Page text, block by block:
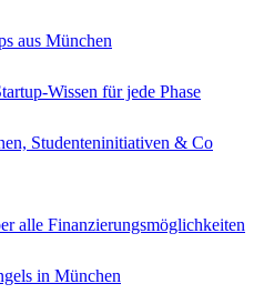
aus München
Wissen für jede Phase
Studenteninitiativen & Co
alle Finanzierungsmöglichkeiten
in München